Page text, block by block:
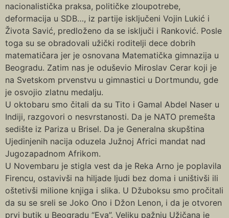
nacionalistička praksa, političke zloupotrebe,
deformacija u SDB…, iz partije isključeni Vojin Lukić i
Života Savić, predloženo da se isključi i Ranković. Posle
toga su se obradovali užički roditelji dece dobrih
matematičara jer je osnovana Matematička gimnazija u
Beogradu. Zatim nas je oduševio Miroslav Cerar koji je
na Svetskom prvenstvu u gimnastici u Dortmundu, gde
je osvojio zlatnu medalju.
U oktobaru smo čitali da su Tito i Gamal Abdel Naser u
Indiji, razgovori o nesvrstanosti. Da je NATO premešta
sedište iz Pariza u Brisel. Da je Generalna skupština
Ujedinjenih nacija oduzela Južnoj Africi mandat nad
Jugozapadnom Afrikom.
U Novembaru je stigla vest da je Reka Arno je poplavila
Firencu, ostavivši na hiljade ljudi bez doma i uništivši ili
oštetivši milione knjiga i slika. U Džuboksu smo pročitali
da su se sreli se Joko Ono i Džon Lenon, i da je otvoren
prvi butik u Beogradu “Eva”. Veliku pažnju Užičana je